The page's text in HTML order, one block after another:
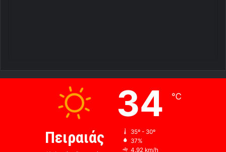
Πειραιάς
34 ℃
35º - 30º
37%
4.92 km/h